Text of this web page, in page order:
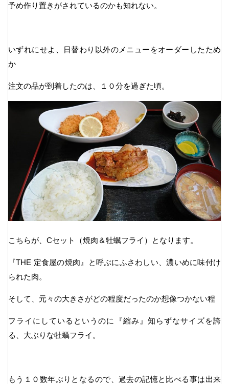
予め作り置きがされているのかも知れない。
いずれにせよ、日替わり以外のメニューをオーダーしたため
か
注文の品が到着したのは、１０分を過ぎた頃。
こちらが、Cセット（焼肉＆牡蠣フライ）となります。
『THE 定食屋の焼肉』と呼ぶにふさわしい、濃いめに味付け
られた肉。
そして、元々の大きさがどの程度だったのか想像つかない程
フライにしているというのに『縮み』知らずなサイズを誇
る、大ぶりな牡蠣フライ。
もう１０数年ぶりとなるので、過去の記憶と比べる事は出来